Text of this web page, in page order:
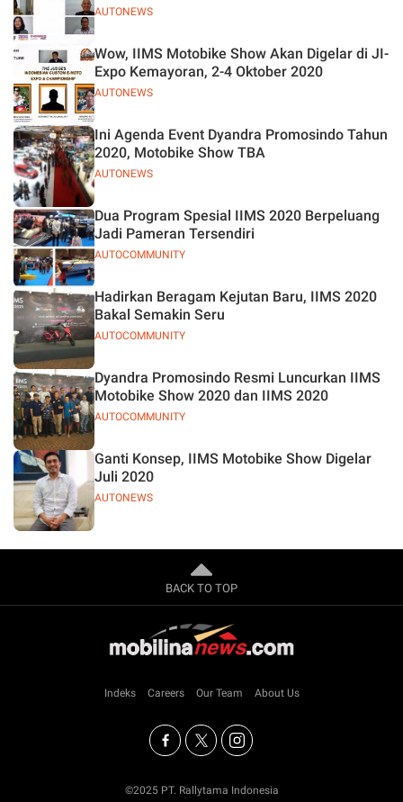
AUTONEWS
AUTONEWS
Wow, IIMS Motobike Show Akan Digelar di JI-
Expo Kemayoran, 2-4 Oktober 2020
AUTONEWS
Ini Agenda Event Dyandra Promosindo Tahun
2020, Motobike Show TBA
AUTOCOMMUNITY
Dua Program Spesial IIMS 2020 Berpeluang
Jadi Pameran Tersendiri
AUTOCOMMUNITY
Hadirkan Beragam Kejutan Baru, IIMS 2020
Bakal Semakin Seru
AUTOCOMMUNITY
Dyandra Promosindo Resmi Luncurkan IIMS
Motobike Show 2020 dan IIMS 2020
AUTONEWS
Ganti Konsep, IIMS Motobike Show Digelar
Juli 2020
BACK TO TOP
Indeks Careers Our Team About Us
©2025 PT. Rallytama Indonesia